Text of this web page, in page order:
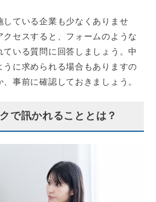
ている企業も少なくありませ
セスすると、フォームのような
いる質問に回答しましょう。中
に求められる場合もありますの
事前に確認しておきましょう。
で訊かれることとは？